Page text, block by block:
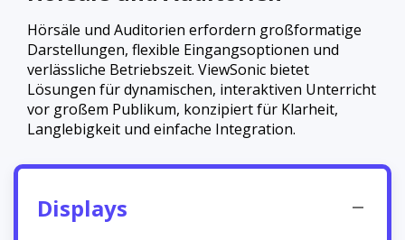
Hörsäle und Auditorien erfordern großformatige
Darstellungen, flexible Eingangsoptionen und
verlässliche Betriebszeit. ViewSonic bietet
Lösungen für dynamischen, interaktiven Unterricht
vor großem Publikum, konzipiert für Klarheit,
Langlebigkeit und einfache Integration.
Displays